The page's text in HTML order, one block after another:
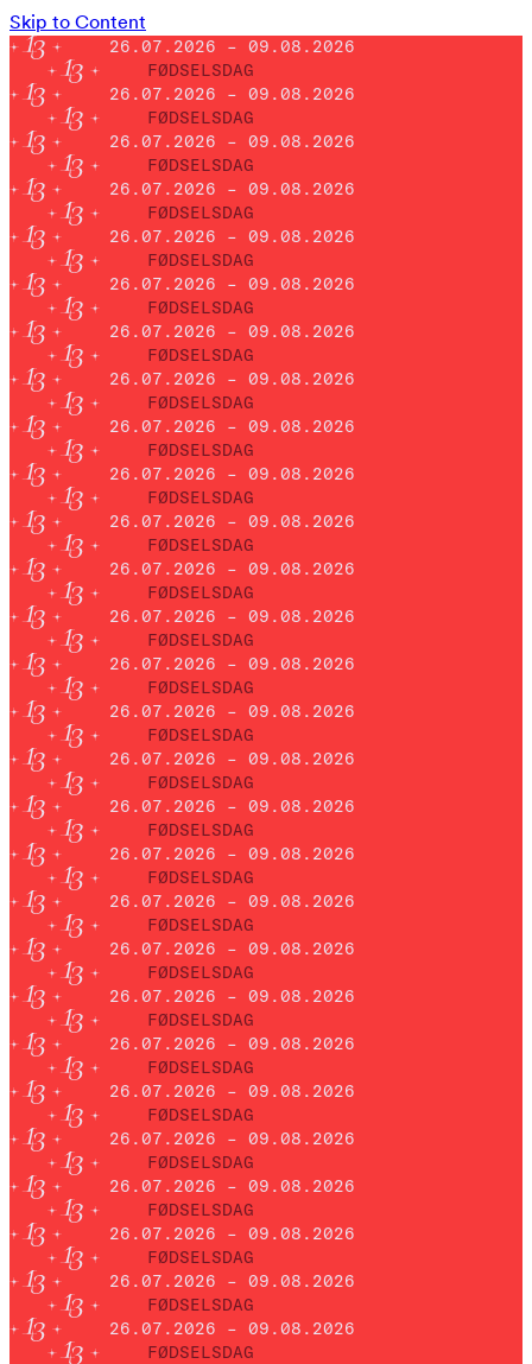
Skip to Content
26.07.2026 – 09.08.2026
FØDSELSDAG
26.07.2026 – 09.08.2026
FØDSELSDAG
26.07.2026 – 09.08.2026
FØDSELSDAG
26.07.2026 – 09.08.2026
FØDSELSDAG
26.07.2026 – 09.08.2026
FØDSELSDAG
26.07.2026 – 09.08.2026
FØDSELSDAG
26.07.2026 – 09.08.2026
FØDSELSDAG
26.07.2026 – 09.08.2026
FØDSELSDAG
26.07.2026 – 09.08.2026
FØDSELSDAG
26.07.2026 – 09.08.2026
FØDSELSDAG
26.07.2026 – 09.08.2026
FØDSELSDAG
26.07.2026 – 09.08.2026
FØDSELSDAG
26.07.2026 – 09.08.2026
FØDSELSDAG
26.07.2026 – 09.08.2026
FØDSELSDAG
26.07.2026 – 09.08.2026
FØDSELSDAG
26.07.2026 – 09.08.2026
FØDSELSDAG
26.07.2026 – 09.08.2026
FØDSELSDAG
26.07.2026 – 09.08.2026
FØDSELSDAG
26.07.2026 – 09.08.2026
FØDSELSDAG
26.07.2026 – 09.08.2026
FØDSELSDAG
26.07.2026 – 09.08.2026
FØDSELSDAG
26.07.2026 – 09.08.2026
FØDSELSDAG
26.07.2026 – 09.08.2026
FØDSELSDAG
26.07.2026 – 09.08.2026
FØDSELSDAG
26.07.2026 – 09.08.2026
FØDSELSDAG
26.07.2026 – 09.08.2026
FØDSELSDAG
26.07.2026 – 09.08.2026
FØDSELSDAG
26.07.2026 – 09.08.2026
FØDSELSDAG